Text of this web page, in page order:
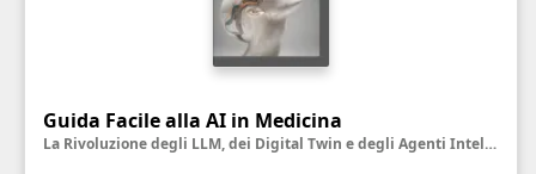
Guida Facile alla AI in Medicina
La Rivoluzione degli LLM, dei Digital Twin e degli Agenti Intelligenti